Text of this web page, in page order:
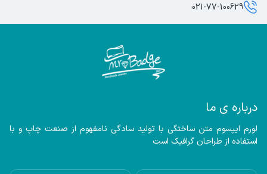
درباره ی ما
استفاده از طراحان گرافیک است
021-77-100629